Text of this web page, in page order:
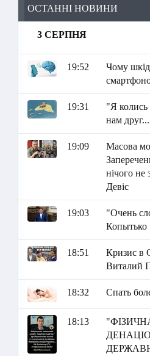
ОСТАННІ НОВИНИ
3 СЕРПНЯ
19:52
Чому
19:31
"Я колись
нам
19:09
Масова
нічого не
Девіс
19:03
"Очень
Копытько
18:51
Кризис в
Виталий
18:32 Спать
18:13